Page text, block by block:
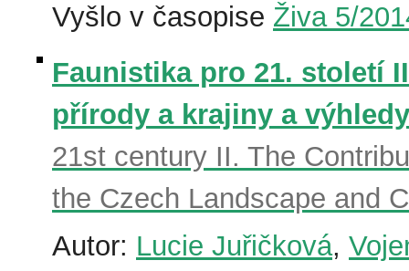
Vyšlo v časopise Živa 5/
Faunistika pro 21. století
přírody a krajiny a
21st century II. The
the Czech Landscape and
Autor: Lucie Juřičková,